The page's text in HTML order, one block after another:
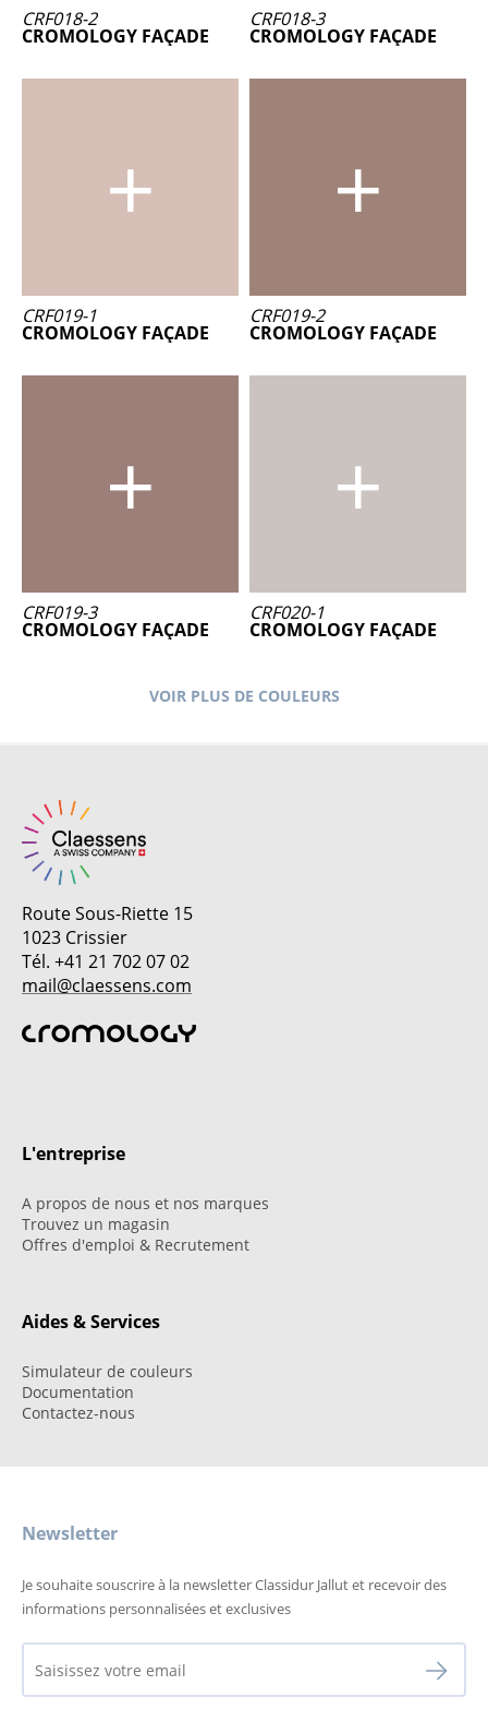
CRF018-2
CROMOLOGY FAÇADE
CRF018-3
CROMOLOGY FAÇADE
CRF019-1
CROMOLOGY FAÇADE
CRF019-2
CROMOLOGY FAÇADE
CRF019-3
CROMOLOGY FAÇADE
CRF020-1
CROMOLOGY FAÇADE
VOIR PLUS DE COULEURS
Route Sous-Riette 15
1023 Crissier
Tél. +41 21 702 07 02
mail@claessens.com
L'entreprise
A propos de nous et nos marques
Trouvez un magasin
Offres d'emploi & Recrutement
Aides & Services
Simulateur de couleurs
Documentation
Contactez-nous
Newsletter
Je souhaite souscrire à la newsletter Classidur Jallut et recevoir des
informations personnalisées et exclusives